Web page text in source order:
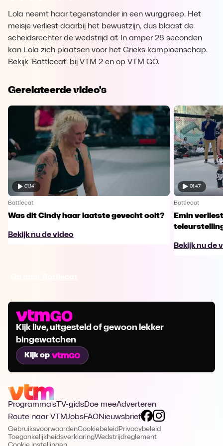
Lola neemt haar tegenstander in een wurggreep. Het
meisje verliest daarbij het bewustzijn, dus blaast de
scheidsrechter de wedstrijd af. In amper 28 seconden
kan Lola zich plaatsen voor het Grieks kampioenschap.
Bekijk 'Battlecat' bij VTM 2 en op VTM GO.
Gerelateerde video's
01:14
Battlecat
Was dit Cindy haar laatste gevecht ooit?
Bekijk nu de video
01:47
Battlecat
Emin
Bekijk nu de
Kijk live, uitgesteld of gewoon lekker
bingewatchen
Kijk op
Programma's TV-gidsDoe meeAdverteren
Route naar VTMJobsFAQNieuwsbrief
GebruiksvoorwaardenCookiebeleid Privacybeleid
ToegankelijkheidsverklaringWedstrijdreglement